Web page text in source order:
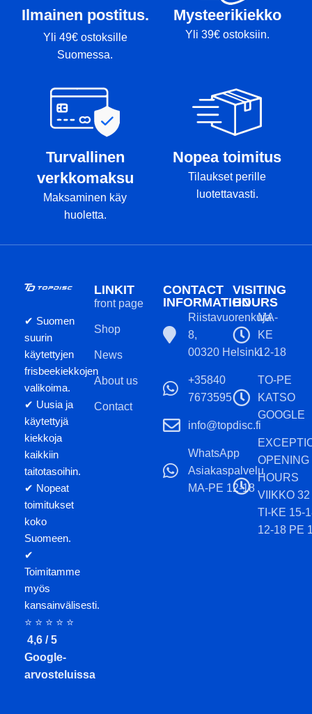
Ilmainen postitus.
Yli 49€ ostoksille
Suomessa.
Mysteerikiekko
Yli 39€ ostoksiin.
Turvallinen
verkkomaksu
Maksaminen käy
huoletta.
Nopea toimitus
Tilaukset perille
luotettavasti.
✔ Suomen
suurin
käytettyjen
frisbeekiekkojen
valikoima.
✔ Uusia ja
käytettyjä
kiekkoja
kaikkiin
taitotasoihin.
✔ Nopeat
toimitukset
koko
Suomeen.
✔
Toimitamme
myös
kansainvälisesti.
⭐ ⭐ ⭐ ⭐ ⭐
4,6 / 5
Google-
arvosteluissa
LINKIT
front page
Shop
News
About us
Contact
CONTACT
INFORMATION
Riistavuorenkuja
8,
00320 Helsinki
+35840
7673595
info@topdisc.fi
WhatsApp
Asiakaspalvelu
MA-PE 12-18
VISITING
HOURS
MA-
KE
12-18
TO-PE
KATSO
GOOGLE
OPENING
HOURS
VIIKKO 32
TI-KE 15-
12-18 PE